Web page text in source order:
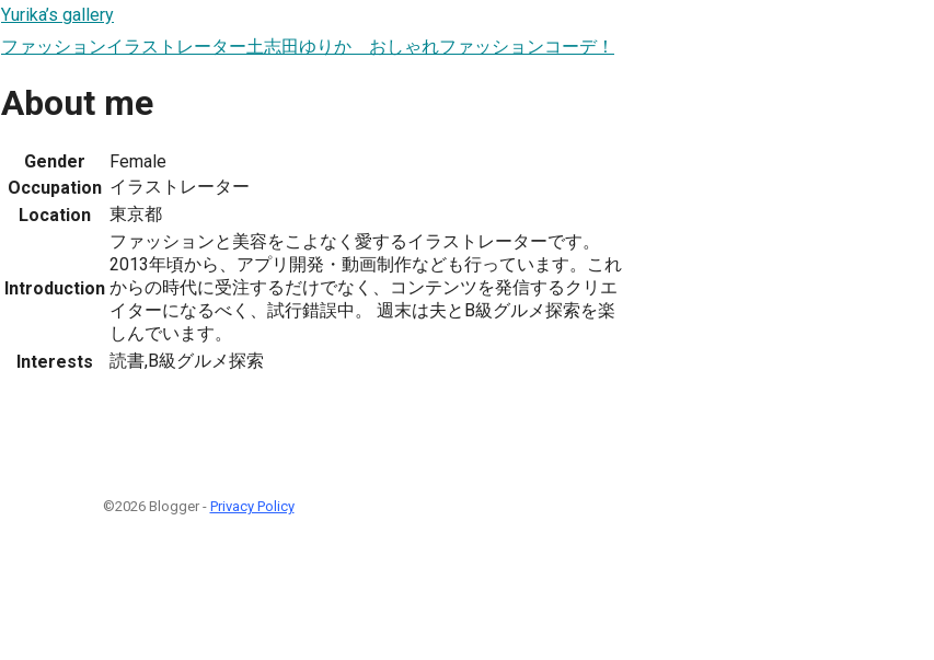
Yurika’s gallery
ファッションイラストレーター土志田ゆりか おしゃれファッションコーデ！
About me
Gender
Female
Occupation イラストレーター
Location
東京都
Introduction
ファッションと美容をこよなく愛するイラストレーターです。
2013年頃から、アプリ開発・動画制作なども行っています。これ
からの時代に受注するだけでなく、コンテンツを発信するクリエ
イターになるべく、試行錯誤中。 週末は夫とB級グルメ探索を楽
しんでいます。
Interests
読書,B級グルメ探索
©2026 Blogger - Privacy Policy